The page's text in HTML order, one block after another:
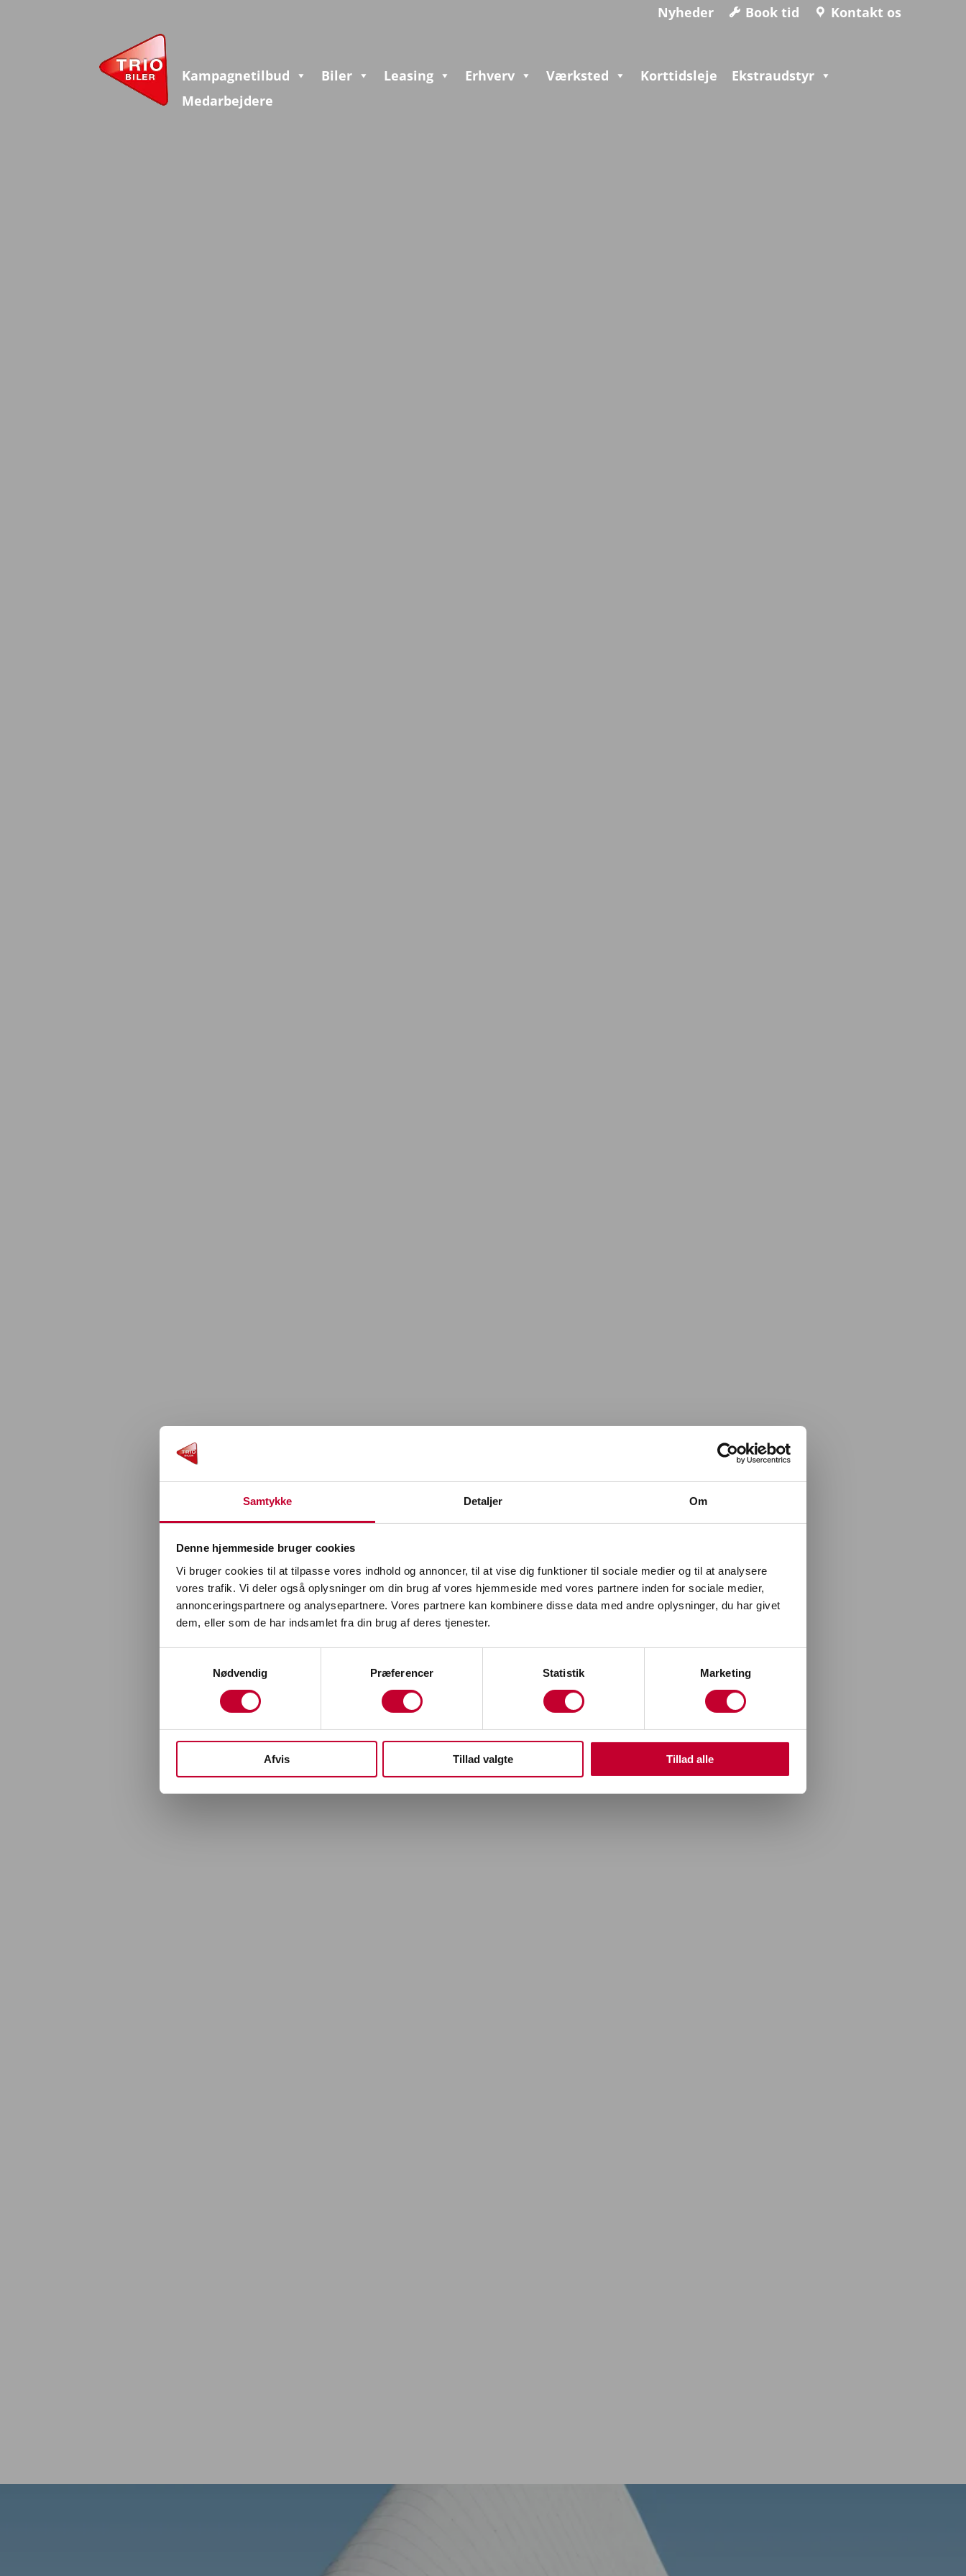
Samtykke Detaljer Om
Denne hjemmeside bruger cookies
Vi bruger cookies til at tilpasse vores indhold og annoncer, til at vise dig funktioner til sociale medier og til at analysere
vores trafik. Vi deler også oplysninger om din brug af vores hjemmeside med vores partnere inden for sociale medier,
annonceringspartnere og analysepartnere. Vores partnere kan kombinere disse data med andre oplysninger, du har givet
dem, eller som de har indsamlet fra din brug af deres tjenester.
Nødvendig
Præferencer Statistik Marketing
Afvis Tillad valgte Tillad alle
Nyheder Book tid Kontakt os
Kampagnetilbud Biler Leasing Erhverv Værksted Korttidsleje
Ekstraudstyr
Medarbejdere
Trio Biler